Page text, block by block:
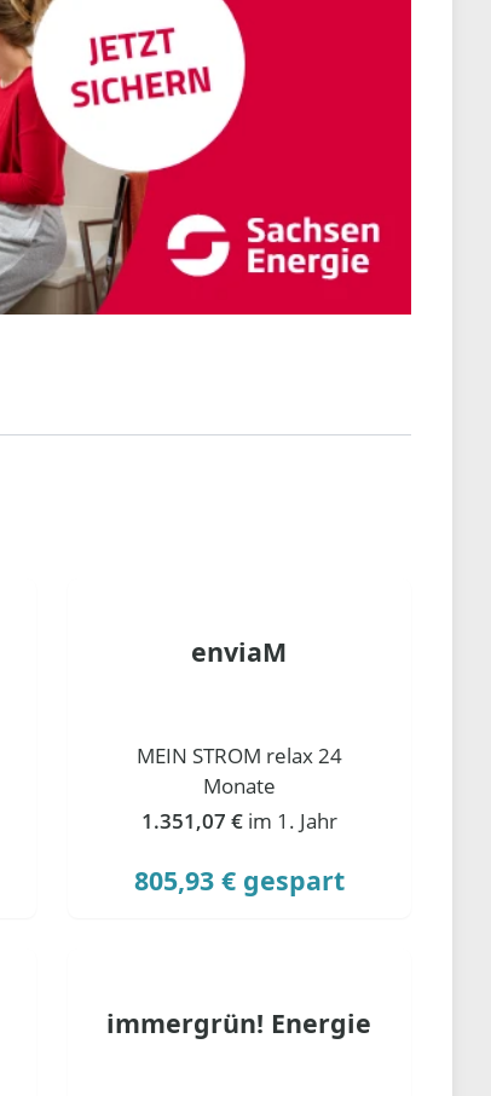
enviaM
MEIN STROM relax 24
Monate
1.351,07 € im 1. Jahr
805,93 € gespart
immergrün! Energie